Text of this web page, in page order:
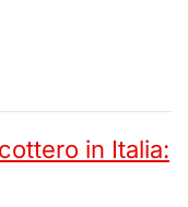
in Italia: